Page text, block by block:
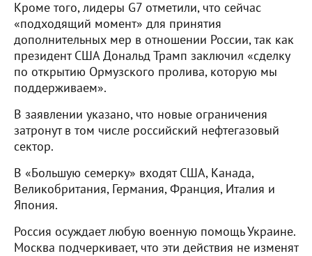
Кроме того, лидеры G7 отметили, что сейчас
«подходящий момент» для принятия
дополнительных мер в отношении России, так как
президент США Дональд Трамп заключил «сделку
по открытию Ормузского пролива, которую мы
поддерживаем».
В заявлении указано, что новые ограничения
затронут в том числе российский нефтегазовый
сектор.
В «Большую семерку» входят США, Канада,
Великобритания, Германия, Франция, Италия и
Япония.
Россия осуждает любую военную помощь Украине.
Москва подчеркивает, что эти действия не изменят